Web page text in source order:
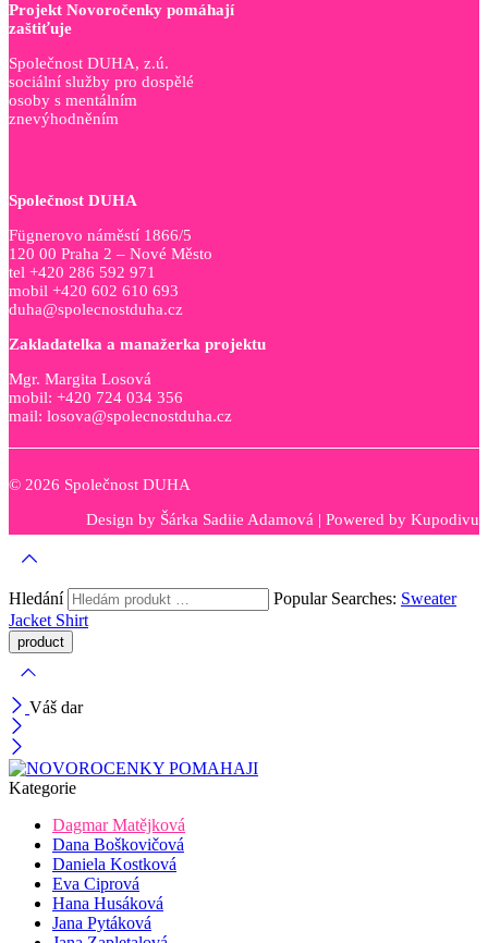
Projekt Novoročenky pomáhají
zaštiťuje
Společnost DUHA, z.ú.
sociální služby pro dospělé
osoby s mentálním
znevýhodněním
Společnost DUHA
Fügnerovo náměstí 1866/5
120 00 Praha 2 – Nové Město
tel +420 286 592 971
mobil +420 602 610 693
duha@spolecnostduha.cz
Zakladatelka a manažerka projektu
Mgr. Margita Losová
mobil: +420 724 034 356
mail: losova@spolecnostduha.cz
© 2026 Společnost DUHA
Design by Šárka Sadiie Adamová | Powered by Kupodivu
Hledání Popular Searches: Sweater
Jacket Shirt
Váš dar
Kategorie
Dagmar Matějková
Dana Boškovičová
Daniela Kostková
Eva Ciprová
Hana Husáková
Jana Pytáková